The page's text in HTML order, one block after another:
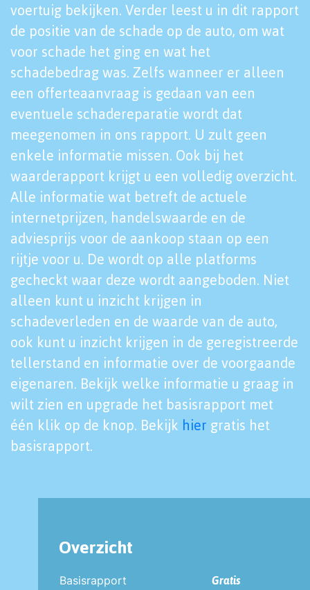
voertuig bekijken. Verder leest u in dit rapport
de positie van de schade op de auto, om wat
voor schade het ging en wat het
schadebedrag was. Zelfs wanneer er alleen
een offerteaanvraag is gedaan van een
eventuele schadereparatie wordt dat
meegenomen in ons rapport. U zult geen
enkele informatie missen. Ook bij het
waarderapport krijgt u een volledig overzicht.
Alle informatie wat betreft de actuele
internetprijzen, handelswaarde en de
adviesprijs voor de aankoop staan op een
rijtje voor u. De wordt op alle platforms
gecheckt waar deze wordt aangeboden. Niet
alleen kunt u inzicht krijgen in
schadeverleden en de waarde van de auto,
ook kunt u inzicht krijgen in de geregistreerde
tellerstand en informatie over de voorgaande
eigenaren. Bekijk welke informatie u graag in
wilt zien en upgrade het basisrapport met
één klik op de knop. Bekijk hier gratis het
basisrapport.
Overzicht
Basisrapport
Gratis